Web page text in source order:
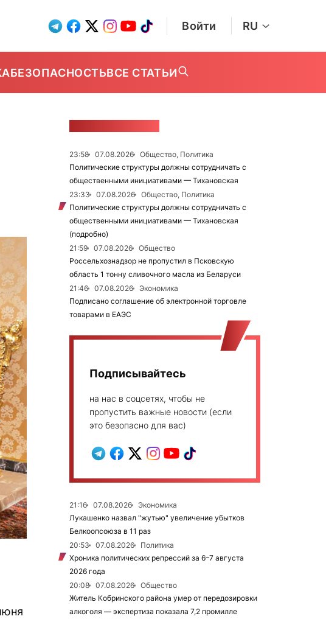
Войти RU
БЕЗОПАСНОСТЬВСЕ СТАТЬИ
23:58 07.08.2026
Общество, Политика
Политические структуры должны сотрудничать с
общественными инициативами — Тихановская
23:33
07.08.2026
Общество, Политика
Политические структуры должны сотрудничать с
общественными инициативами — Тихановская
(подробно)
21:59
07.08.2026
Общество
Россельхознадзор не пропустил в Псковскую
область 1 тонну сливочного масла из Беларуси
21:46
07.08.2026
Экономика
Подписано соглашение об электронной торговле
товарами в ЕАЭС
Подписывайтесь
на нас в соцсетях, чтобы не
пропустить важные новости (если
это безопасно для вас)
21:16 07.08.2026
Экономика
Лукашенко назвал "жутью" увеличение убытков
Белкоопсоюза в 11 раз
20:53
07.08.2026
Политика
Хроника политических репрессий за 6–7 августа
2026 года
20:08
07.08.2026
Общество
Житель Кобринского района умер от передозировки
алкоголя — экспертиза показала 7,2 промилле